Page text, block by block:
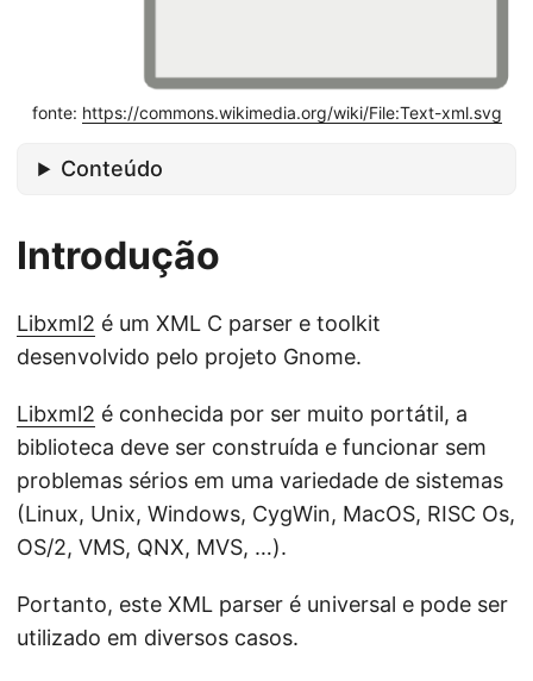
fonte: https://commons.wikimedia.org/wiki/File:Text-xml.svg
Conteúdo
Introdução
Libxml2 é um XML C parser e toolkit
desenvolvido pelo projeto Gnome.
Libxml2 é conhecida por ser muito portátil, a
biblioteca deve ser construída e funcionar sem
problemas sérios em uma variedade de sistemas
(Linux, Unix, Windows, CygWin, MacOS, RISC Os,
OS/2, VMS, QNX, MVS, …).
Portanto, este XML parser é universal e pode ser
utilizado em diversos casos.